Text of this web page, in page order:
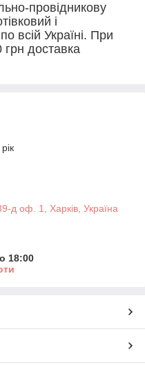
провідникову
і
всій Україні. При
доставка
д оф. 1, Харків, Україна
18:00